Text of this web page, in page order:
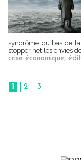
syndrôme du bas de
stopper net les envies
crise économique,
1 2 3